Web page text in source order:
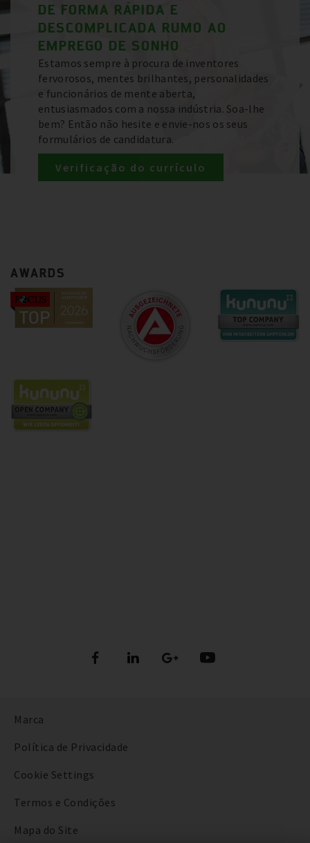
DE FORMA RÁPIDA E
DESCOMPLICADA RUMO AO
EMPREGO DE SONHO
Estamos sempre à procura de inventores
fervorosos, mentes brilhantes, personalidades
e funcionários de mente aberta,
entusiasmados com a nossa indústria. Soa-lhe
bem? Então não hesite e envie-nos os seus
formulários de candidatura.
Verificação do currículo
AWARDS
Marca
Política de Privacidade
Cookie Settings
Termos e Condições
Mapa do Site